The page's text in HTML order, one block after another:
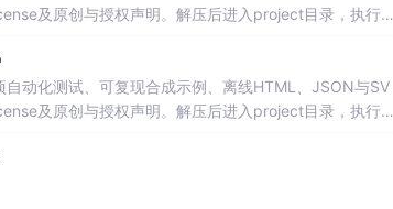
及原创与授权声明。解压后进入project目录，执行np
工程、测试审计和课程实践。
动化测试、可复现合成示例、离线HTML、JSON与SV
及原创与授权声明。解压后进入project目录，执行np
工程、测试审计和课程实践。